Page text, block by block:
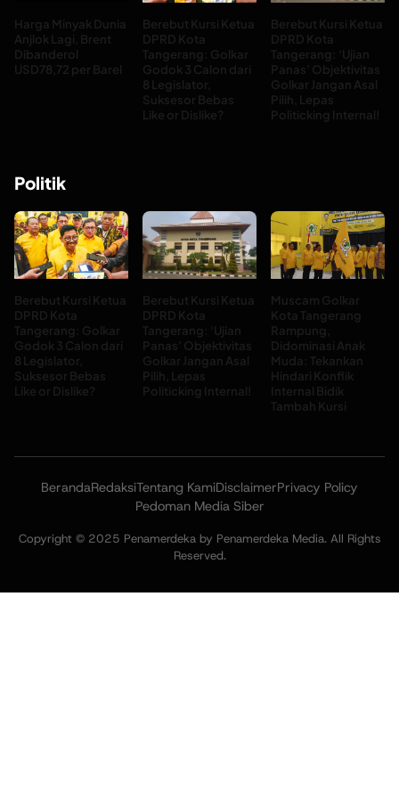
Harga Minyak Dunia
Anjlok Lagi, Brent
Dibanderol
USD78,72 per Barel
Berebut Kursi Ketua
DPRD Kota
Tangerang: Golkar
Godok 3 Calon dari
8 Legislator,
Suksesor Bebas
Like or Dislike?
Berebut Kursi Ketua
DPRD Kota
Tangerang: ‘Ujian
Panas’ Objektivitas
Golkar Jangan Asal
Pilih, Lepas
Politicking Internal!
Politik
Berebut Kursi Ketua
DPRD Kota
Tangerang: Golkar
Godok 3 Calon dari
8 Legislator,
Suksesor Bebas
Like or Dislike?
Berebut Kursi Ketua
DPRD Kota
Tangerang: ‘Ujian
Panas’ Objektivitas
Golkar Jangan Asal
Pilih, Lepas
Politicking Internal!
Muscam Golkar
Kota Tangerang
Rampung,
Didominasi Anak
Muda: Tekankan
Hindari Konflik
Internal Bidik
Tambah Kursi
BerandaRedaksiTentang KamiDisclaimerPrivacy Policy
Pedoman Media Siber
Copyright © 2025 Penamerdeka by Penamerdeka Media. All Rights
Reserved.